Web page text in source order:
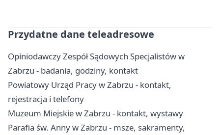
Przydatne dane teleadresowe
Opiniodawczy Zespół Sądowych Specjalistów w
Zabrzu - badania, godziny, kontakt
Powiatowy Urząd Pracy w Zabrzu - kontakt,
rejestracja i telefony
Muzeum Miejskie w Zabrzu - kontakt, wystawy
Parafia św. Anny w Zabrzu - msze, sakramenty,